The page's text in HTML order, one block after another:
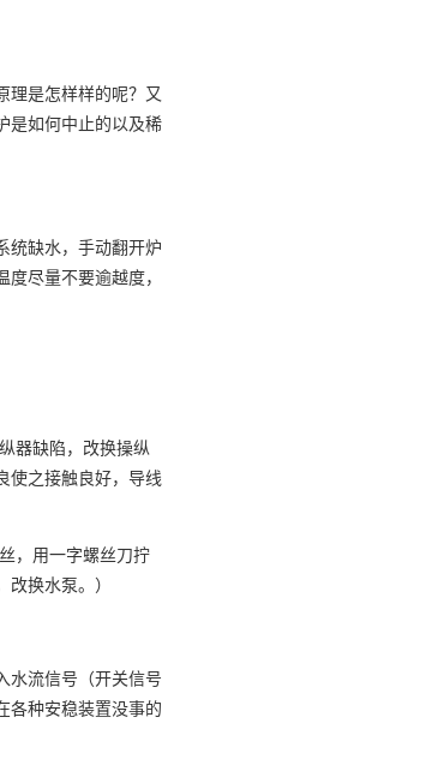
理是怎样样的呢？又
是如何中止的以及稀
统缺水，手动翻开炉
尽量不要逾越度，
器缺陷，改换操纵
使之接触良好，导线
，用一字螺丝刀拧
换水泵。）
水流信号（开关信号
各种安稳装置没事的